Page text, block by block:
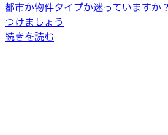
都市か物件タイプか迷っていますか
つけましょう
続きを読む